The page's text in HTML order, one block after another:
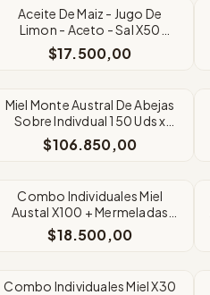
Aceite De Maiz - Jugo De
Limon - Aceto - Sal X50
Sobres Indiduales
$17.500,00
Miel Monte Austral De Abejas
Sobre Indivdual 150 Uds x
20Grms
$106.850,00
Combo Individuales Miel
Austal X100 + Mermeladas
X100
$18.500,00
Combo Individuales Miel X30